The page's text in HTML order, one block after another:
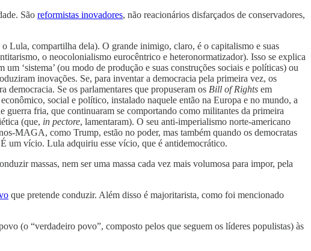
São reformistas inovadores, não reacionários disfarçados de conservadores,
Lula, compartilha dela). O grande inimigo, claro, é o capitalismo e suas
o neocolonialismo eurocêntrico e heteronormatizador). Isso se explica
‘sistema’ (ou modo de produção e suas construções sociais e políticas) ou
inovações. Se, para inventar a democracia pela primeira vez, os
democracia. Se os parlamentares que propuseram os Bill of Rights em
social e político, instalado naquele então na Europa e no mundo, a
fria, que continuaram se comportando como militantes da primeira
(que, in pectore, lamentaram). O seu anti-imperialismo norte-americano
MAGA, como Trump, estão no poder, mas também quando os democratas
um vício. Lula adquiriu esse vício, que é antidemocrático.
massas, nem ser uma massa cada vez mais volumosa para impor, pela
que pretende conduzir. Além disso é majoritarista, como foi mencionado
(o “verdadeiro povo”, composto pelos que seguem os líderes populistas) às